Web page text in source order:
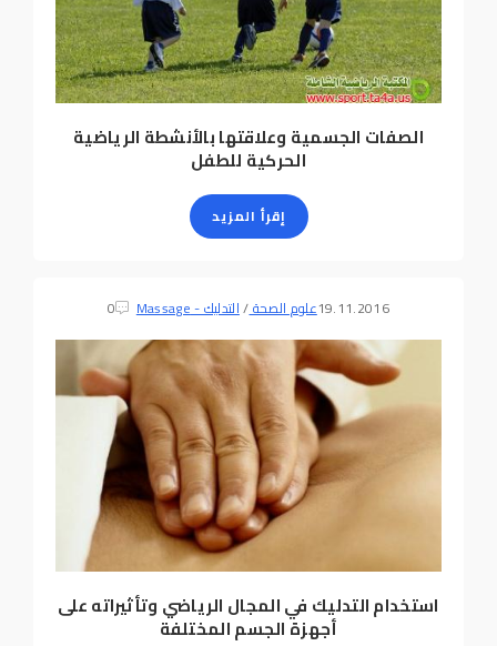
الصفات الجسمية وعلاقتها بالأنشطة الرياضية
الحركية للطفل
إقرأ المزيد
19.11.2016علوم الصحة/التدليك - Massage 0
استخدام التدليك في المجال الرياضي وتأثيراته على
أجهزة الجسم المختلفة